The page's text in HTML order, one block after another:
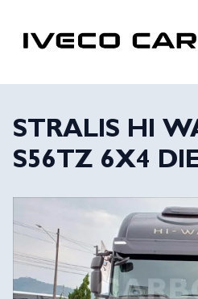
STRALIS HI
S56TZ 6X4